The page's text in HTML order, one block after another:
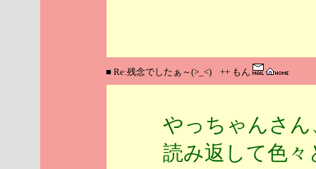
■ Re:残念でしたぁ～(>_<) ++ もん
やっちゃんさ
読み返して色